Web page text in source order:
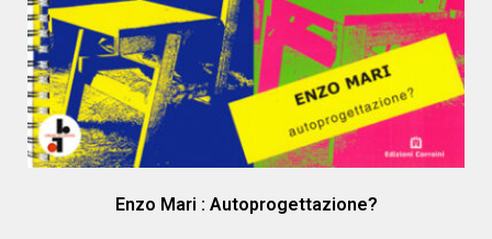
Enzo Mari : Autoprogettazione?